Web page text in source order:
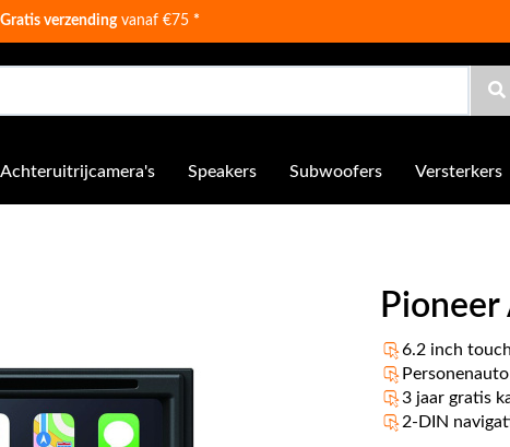
verzendingvanaf €75 *
Achteruitrijcamera's Speakers Subwoofers Versterkers
6.2 inch
3 jaar gratis
2-DIN